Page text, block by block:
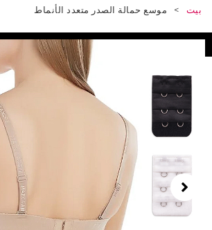
موسع حمالة الصدر متعدد الأنماط